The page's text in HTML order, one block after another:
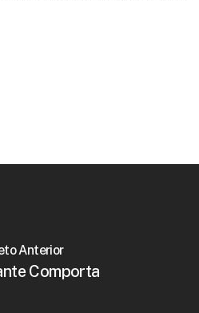
Anterior
Comporta